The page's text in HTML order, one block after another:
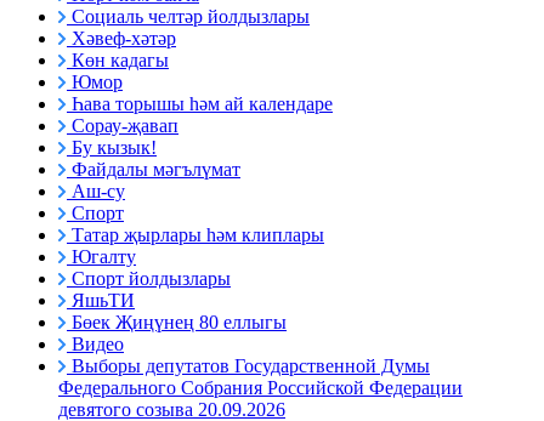
Социаль челтәр йолдызлары
Хәвеф-хәтәр
Көн кадагы
Юмор
Һава торышы һәм ай календаре
Сорау-җавап
Бу кызык!
Файдалы мәгълүмат
Аш-су
Спорт
Татар җырлары һәм клиплары
Югалту
Спорт йолдызлары
ЯшьТИ
Бөек Җиңүнең 80 еллыгы
Видео
Выборы депутатов Государственной Думы
Федерального Собрания Российской Федерации
девятого созыва 20.09.2026